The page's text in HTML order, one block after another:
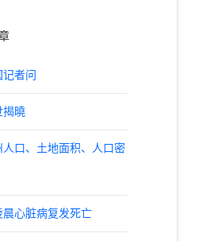
者问
揭曉
口、土地面积、人口密
心脏病复发死亡